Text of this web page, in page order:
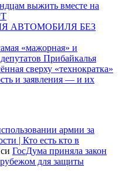
выжить вместе на
АВТОМОБИЛЯ БЕЗ
«мажорная» и
Прибайкалья
сверху «технократка»
и заявления — и их
армии за
| Кто есть кто в
ГосДума приняла закон
для защиты